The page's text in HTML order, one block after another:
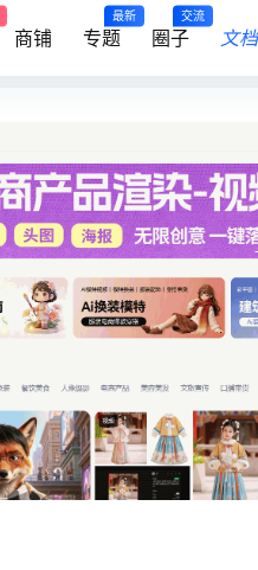
商铺 专题
最新
圈子
交流
文档